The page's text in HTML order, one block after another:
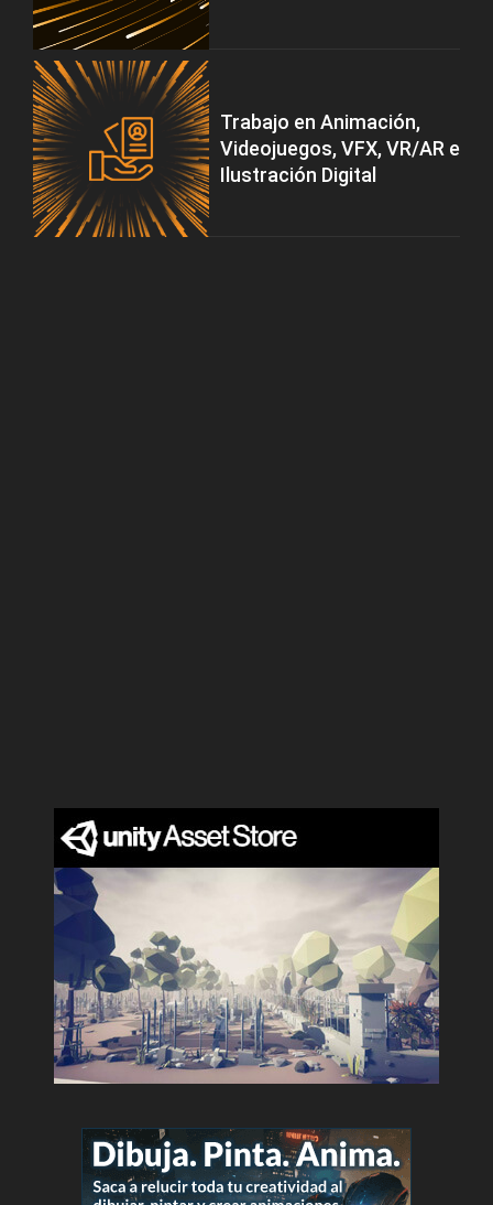
Trabajo en Animación,
Videojuegos, VFX, VR/AR e
Ilustración Digital